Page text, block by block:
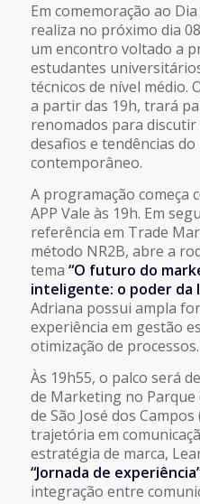
Em comemoração ao
realiza no próximo dia
um encontro voltado a
estudantes
técnicos de nível médio.
a partir das 19h, trará
renomados para
desafios e tendências
contemporâneo.
A programação começa
APP Vale às 19h. Em
referência em Trade
método NR2B, abre a
tema “O futuro do
inteligente: o poder da
Adriana possui ampla
experiência em gestão
otimização de processos.
Às 19h55, o palco será de
de Marketing no Parque
de São José dos Campos
trajetória em
estratégia de marca,
“Jornada de
integração entre